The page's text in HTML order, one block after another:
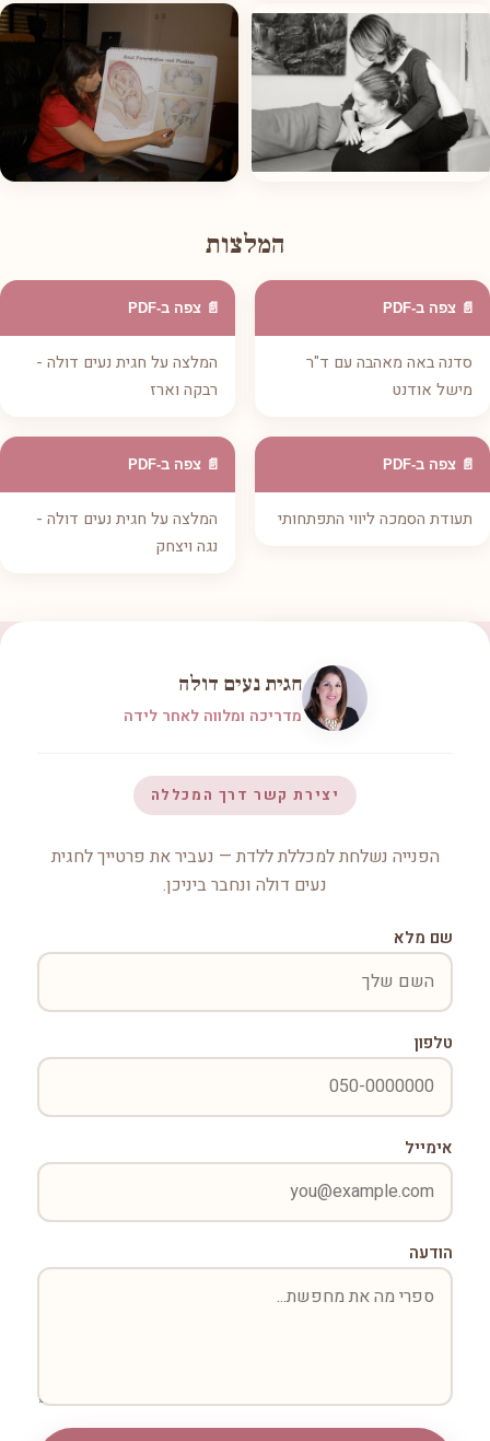
המלצות
📄 צפה ב-PDF
סדנה באה מאהבה עם ד"ר
מישל אודנט
📄 צפה ב-PDF
תעודת הסמכה ליווי התפתחותי
📄 צפה ב-PDF
המלצה על חגית נעים דולה -
רבקה וארז
📄 צפה ב-PDF
המלצה על חגית נעים דולה -
נגה ויצחק
חגית נעים דולה
מדריכה ומלווה לאחר לידה
יצירת קשר דרך המכללה
הפנייה נשלחת למכללת ללדת — נעביר את פרטייך לחגית
נעים דולה ונחבר ביניכן.
שם מלא
טלפון
אימייל
הודעה